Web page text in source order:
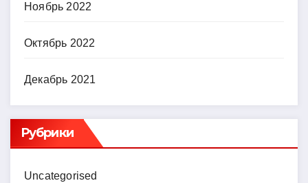
Ноябрь 2022
Октябрь 2022
Декабрь 2021
Рубрики
Uncategorised